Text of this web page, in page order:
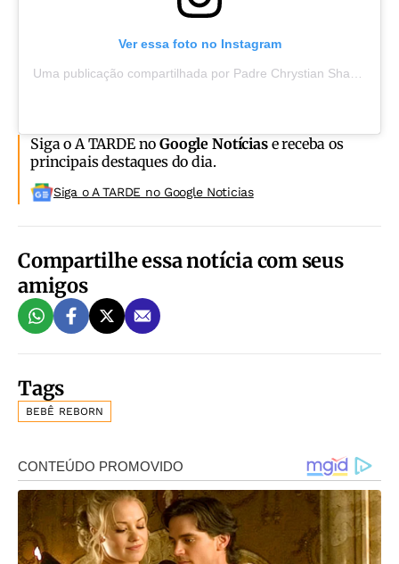
Ver essa foto no Instagram
Uma publicação compartilhada por Padre Chrystian Shankar (@padrechrystian)
Siga o A TARDE noGoogle Notíciase receba os
principais destaques do dia.
Siga o A TARDE no Google Noticias
Compartilhe essa notícia com seus
amigos
Tags
BEBÊ REBORN